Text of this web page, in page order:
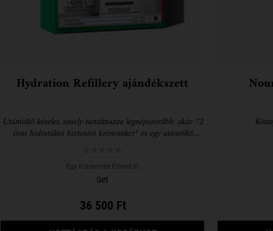
Hydration Refillery ajándékszett
Utántöltő készlet, amely tartalmazza legnépszerűbb, akár 72
órás hidratálást biztosító krémünket* és egy utántöltő
Egy Kiszerelés Érhető El
Set
36 500 Ft